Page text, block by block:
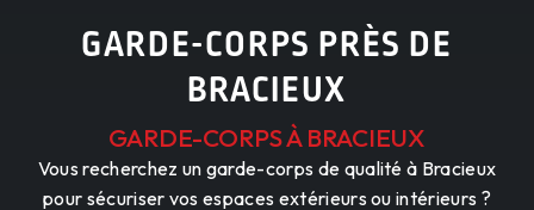
GARDE-CORPS PRÈS DE
BRACIEUX
GARDE-CORPS À BRACIEUX
Vous recherchez un garde-corps de qualité à Bracieux
pour sécuriser vos espaces extérieurs ou intérieurs ?